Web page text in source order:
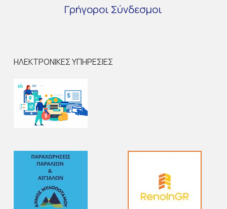
Γρήγοροι Σύνδεσμοι
ΗΛΕΚΤΡΟΝΙΚΕΣ ΥΠΗΡΕΣΙΕΣ